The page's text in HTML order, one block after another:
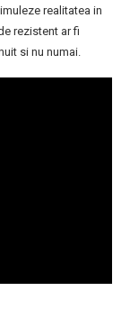
realitatea in
rezistent ar fi
si nu numai.